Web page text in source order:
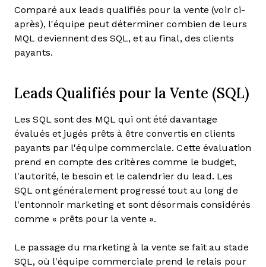
Comparé aux leads qualifiés pour la vente (voir ci-
après), l'équipe peut déterminer combien de leurs
MQL deviennent des SQL, et au final, des clients
payants.
Leads Qualifiés pour la Vente (SQL)
Les SQL sont des MQL qui ont été davantage
évalués et jugés prêts à être convertis en clients
payants par l'équipe commerciale. Cette évaluation
prend en compte des critères comme le budget,
l'autorité, le besoin et le calendrier du lead. Les
SQL ont généralement progressé tout au long de
l'entonnoir marketing et sont désormais considérés
comme « prêts pour la vente ».
Le passage du marketing à la vente se fait au stade
SQL, où l'équipe commerciale prend le relais pour